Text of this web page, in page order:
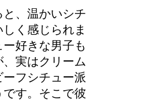
の成績の評価での
』の位置づけは？
、温かいシチ
く感じられま
好きな男子も
実はクリーム
フシチュー派
す。そこで彼